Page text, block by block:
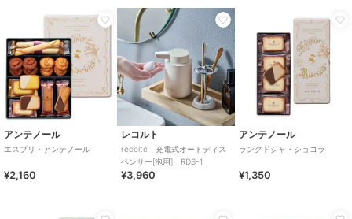
アンテノール
エスプリ・アンテノール
¥2,160
レコルト
recolte 充電式オートディス
ペンサー[泡用] RDS-1
¥3,960
アンテノール
ラングドシャ・ショコラ
¥1,350